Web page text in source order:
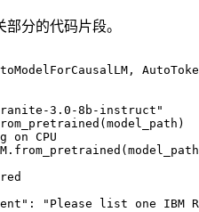
分的代码片段。
3.0-8b-instruct"
on CPU
"Please list one IBM